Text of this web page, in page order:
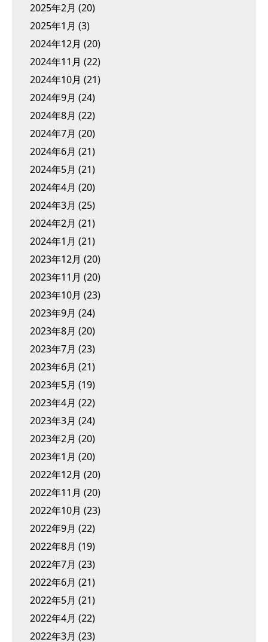
2025年2月 (20)
2025年1月 (3)
2024年12月 (20)
2024年11月 (22)
2024年10月 (21)
2024年9月 (24)
2024年8月 (22)
2024年7月 (20)
2024年6月 (21)
2024年5月 (21)
2024年4月 (20)
2024年3月 (25)
2024年2月 (21)
2024年1月 (21)
2023年12月 (20)
2023年11月 (20)
2023年10月 (23)
2023年9月 (24)
2023年8月 (20)
2023年7月 (23)
2023年6月 (21)
2023年5月 (19)
2023年4月 (22)
2023年3月 (24)
2023年2月 (20)
2023年1月 (20)
2022年12月 (20)
2022年11月 (20)
2022年10月 (23)
2022年9月 (22)
2022年8月 (19)
2022年7月 (23)
2022年6月 (21)
2022年5月 (21)
2022年4月 (22)
2022年3月 (23)